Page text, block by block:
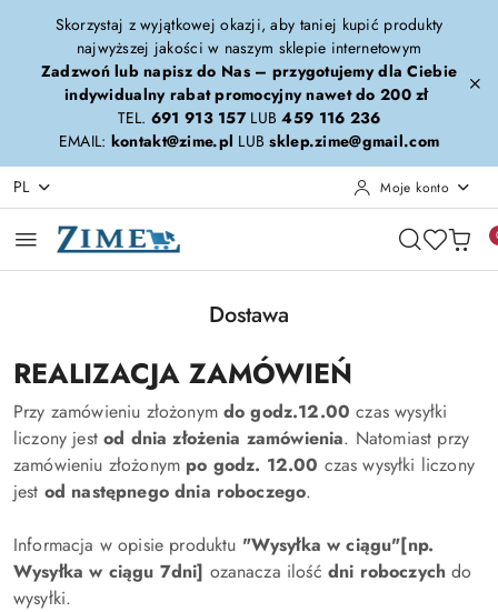
Przejdź do treści głównej
Przejdź do wyszukiwarki
Przejdź do moje konto
Przejdź do menu głównego
Przejdź do stopki
Skorzystaj z wyjątkowej okazji, aby taniej kupić produkty
najwyższej jakości w naszym sklepie internetowym
Zadzwoń lub napisz do Nas – przygotujemy dla Ciebie
indywidualny rabat promocyjny nawet do 200 zł
TEL. 691 913 157LUB459 116 236
EMAIL: kontakt@zime.pl LUBsklep.zime@gmail.com
PL Moje konto
Dostawa
REALIZACJA ZAMÓWIEŃ
Przy zamówieniu złożonym do godz.12.00 czas wysyłki
liczony jest od dnia złożenia zamówienia. Natomiast przy
zamówieniu złożonym po godz. 12.00 czas wysyłki liczony
jest od następnego dnia roboczego.
Informacja w opisie produktu "Wysyłka w ciągu"[np.
Wysyłka w ciągu 7dni] ozanacza ilość dni roboczych do
wysyłki.